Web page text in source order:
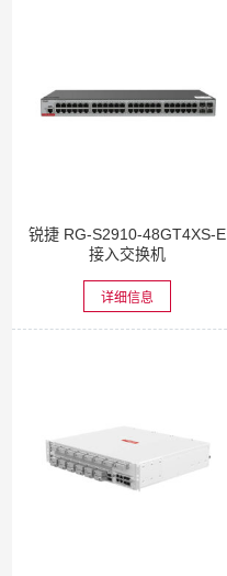
锐捷 RG-S2910-48GT4XS-E
接入交换机
详细信息